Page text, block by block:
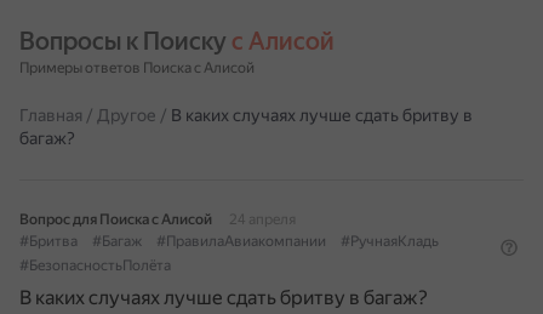
Вопросы к Поиску с Алисой
Примеры ответов Поиска с Алисой
Главная / Другое / В каких случаях лучше сдать бритву в
багаж?
Вопрос для Поиска с Алисой
24 апреля
#Бритва
#Багаж #ПравилаАвиакомпании
#РучнаяКладь
#БезопасностьПолёта
В каких случаях лучше сдать бритву в багаж?